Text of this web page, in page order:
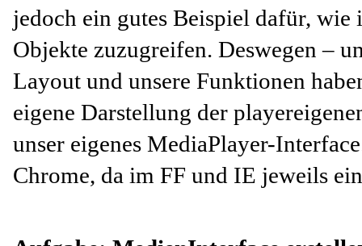
jedoch ein gutes Beispiel dafür,
Objekte zuzugreifen. Deswegen –
Layout und unsere Funktionen
eigene Darstellung der
unser eigenes MediaPlayer-
Chrome, da im FF und IE jeweils